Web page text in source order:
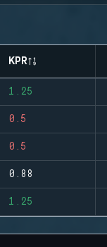
KPR
1.25
0.5
0.5
0.88
1.25